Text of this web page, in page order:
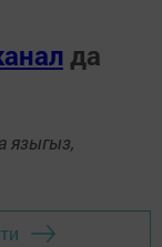
да
языгыз,